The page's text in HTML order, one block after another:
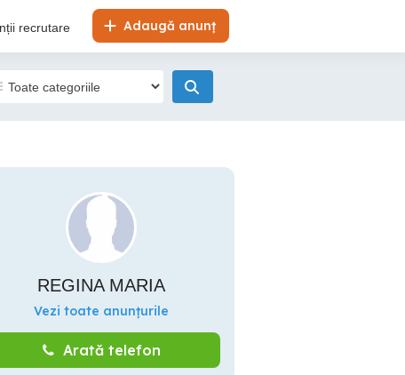
Adaugă anunț
recrutare
REGINA MARIA
Vezi toate anunțurile
Arată telefon